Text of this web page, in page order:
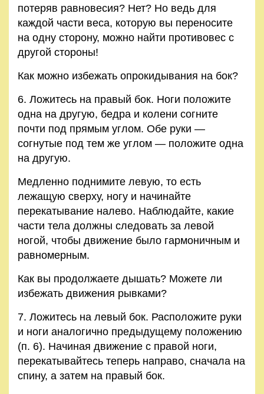
потеряв равновесия? Нет? Но ведь для
каждой части веса, которую вы переносите
на одну сторону, можно найти противовес с
другой стороны!
Как можно избежать опрокидывания на бок?
6. Ложитесь на правый бок. Ноги положите
одна на другую, бедра и колени согните
почти под прямым углом. Обе руки —
согнутые под тем же углом — положите одна
на другую.
Медленно поднимите левую, то есть
лежащую сверху, ногу и начинайте
перекатывание налево. Наблюдайте, какие
части тела должны следовать за левой
ногой, чтобы движение было гармоничным и
равномерным.
Как вы продолжаете дышать? Можете ли
избежать движения рывками?
7. Ложитесь на левый бок. Расположите руки
и ноги аналогично предыдущему положению
(п. 6). Начиная движение с правой ноги,
перекатывайтесь теперь направо, сначала на
спину, а затем на правый бок.